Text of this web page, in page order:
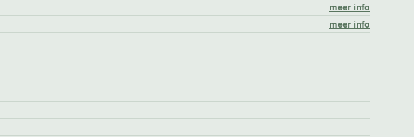
meer info
meer info